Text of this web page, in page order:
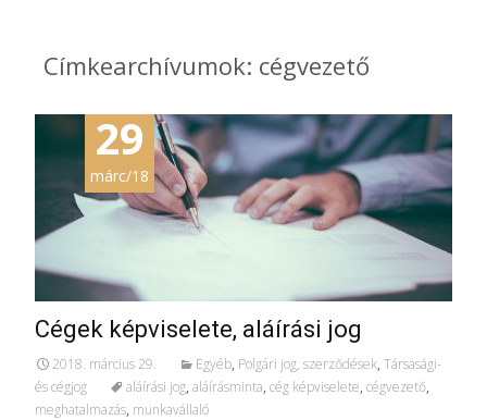
Címkearchívumok: cégvezető
29
márc/18
Cégek képviselete, aláírási jog
2018. március 29. Egyéb, Polgári jog, szerződések, Társasági-
és cégjog
aláírási jog, aláírásminta, cég képviselete, cégvezető,
meghatalmazás, munkavállaló